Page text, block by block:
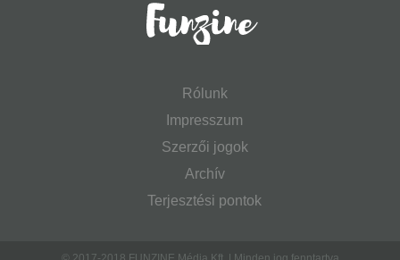
Rólunk
Impresszum
Szerzői jogok
Archív
Terjesztési pontok